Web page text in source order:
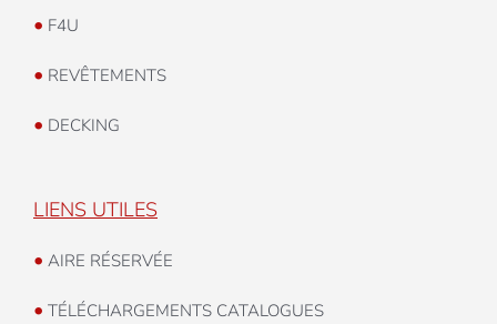
• F4U
• REVÊTEMENTS
• DECKING
LIENS UTILES
• AIRE RÉSERVÉE
• TÉLÉCHARGEMENTS CATALOGUES